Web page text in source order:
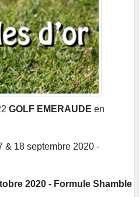
GOLF EMERAUDE en
& 18 septembre 2020 -
2020 - Formule Shamble